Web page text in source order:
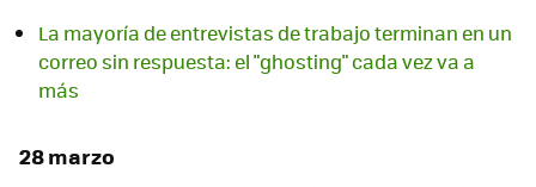
La mayoría de entrevistas de trabajo terminan en un
correo sin respuesta: el "ghosting" cada vez va a
más
28 marzo